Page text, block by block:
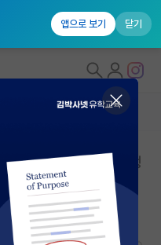
앱으로 보기 닫기
장생활에 안맞는다고 생